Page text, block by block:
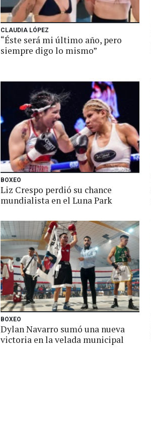
CLAUDIA LÓPEZ
“Éste será mi último año, pero
siempre digo lo mismo”
BOXEO
Liz Crespo perdió su chance
mundialista en el Luna Park
BOXEO
Dylan Navarro sumó una nueva
victoria en la velada municipal